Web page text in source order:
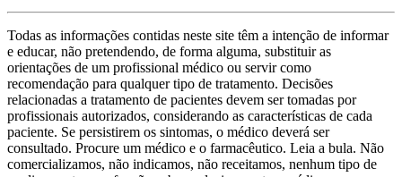
Todas as informações contidas neste site têm a intenção de informar
e educar, não pretendendo, de forma alguma, substituir as
orientações de um profissional médico ou servir como
recomendação para qualquer tipo de tratamento. Decisões
relacionadas a tratamento de pacientes devem ser tomadas por
profissionais autorizados, considerando as características de cada
paciente. Se persistirem os sintomas, o médico deverá ser
consultado. Procure um médico e o farmacêutico. Leia a bula. Não
comercializamos, não indicamos, não receitamos, nenhum tipo de